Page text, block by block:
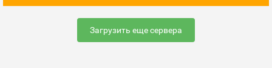
Загрузить еще сервера